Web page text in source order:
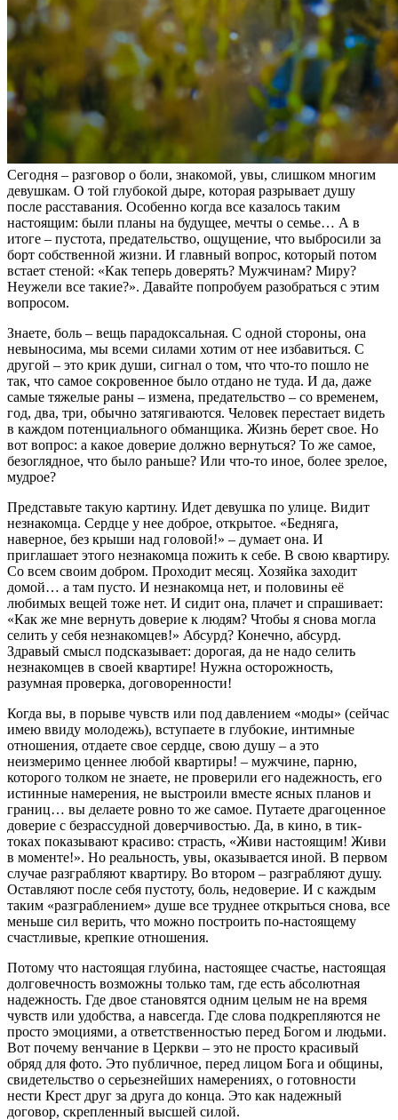
Сегодня – разговор о боли, знакомой, увы, слишком многим
девушкам. О той глубокой дыре, которая разрывает душу
после расставания. Особенно когда все казалось таким
настоящим: были планы на будущее, мечты о семье… А в
итоге – пустота, предательство, ощущение, что выбросили за
борт собственной жизни. И главный вопрос, который потом
встает стеной: «Как теперь доверять? Мужчинам? Миру?
Неужели все такие?». Давайте попробуем разобраться с этим
вопросом.
Знаете, боль – вещь парадоксальная. С одной стороны, она
невыносима, мы всеми силами хотим от нее избавиться. С
другой – это крик души, сигнал о том, что что-то пошло не
так, что самое сокровенное было отдано не туда. И да, даже
самые тяжелые раны – измена, предательство – со временем,
год, два, три, обычно затягиваются. Человек перестает видеть
в каждом потенциального обманщика. Жизнь берет свое. Но
вот вопрос: а какое доверие должно вернуться? То же самое,
безоглядное, что было раньше? Или что-то иное, более зрелое,
мудрое?
Представьте такую картину. Идет девушка по улице. Видит
незнакомца. Сердце у нее доброе, открытое. «Бедняга,
наверное, без крыши над головой!» – думает она. И
приглашает этого незнакомца пожить к себе. В свою квартиру.
Со всем своим добром. Проходит месяц. Хозяйка заходит
домой… а там пусто. И незнакомца нет, и половины её
любимых вещей тоже нет. И сидит она, плачет и спрашивает:
«Как же мне вернуть доверие к людям? Чтобы я снова могла
селить у себя незнакомцев!» Абсурд? Конечно, абсурд.
Здравый смысл подсказывает: дорогая, да не надо селить
незнакомцев в своей квартире! Нужна осторожность,
разумная проверка, договоренности!
Когда вы, в порыве чувств или под давлением «моды» (сейчас
имею ввиду молодежь), вступаете в глубокие, интимные
отношения, отдаете свое сердце, свою душу – а это
неизмеримо ценнее любой квартиры! – мужчине, парню,
которого толком не знаете, не проверили его надежность, его
истинные намерения, не выстроили вместе ясных планов и
границ… вы делаете ровно то же самое. Путаете драгоценное
доверие с безрассудной доверчивостью. Да, в кино, в тик-
токах показывают красиво: страсть, «Живи настоящим! Живи
в моменте!». Но реальность, увы, оказывается иной. В первом
случае разграбляют квартиру. Во втором – разграбляют душу.
Оставляют после себя пустоту, боль, недоверие. И с каждым
таким «разграблением» душе все труднее открыться снова, все
меньше сил верить, что можно построить по-настоящему
счастливые, крепкие отношения.
Потому что настоящая глубина, настоящее счастье, настоящая
долговечность возможны только там, где есть абсолютная
надежность. Где двое становятся одним целым не на время
чувств или удобства, а навсегда. Где слова подкрепляются не
просто эмоциями, а ответственностью перед Богом и людьми.
Вот почему венчание в Церкви – это не просто красивый
обряд для фото. Это публичное, перед лицом Бога и общины,
свидетельство о серьезнейших намерениях, о готовности
нести Крест друг за друга до конца. Это как надежный
договор, скрепленный высшей силой.